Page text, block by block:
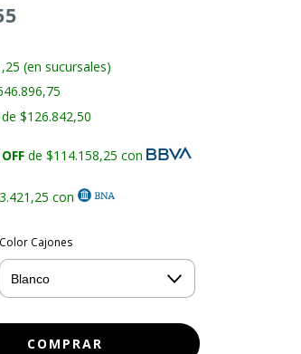
(en sucursales)
de $126.842,50
de $114.158,25 con
con
Color Cajones